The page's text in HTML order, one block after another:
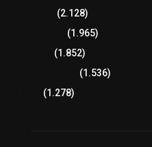
(2.128)
(1.965)
(1.852)
(1.536)
(1.278)